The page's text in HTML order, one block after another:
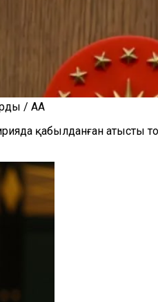
/ AA
қабылданған атысты